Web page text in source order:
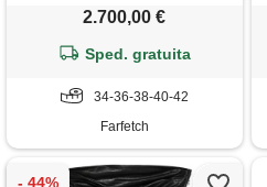
2.700,00 €
Sped. gratuita
34-36-38-40-42
Farfetch